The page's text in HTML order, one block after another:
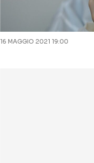
16 MAGGIO 2021 19:00